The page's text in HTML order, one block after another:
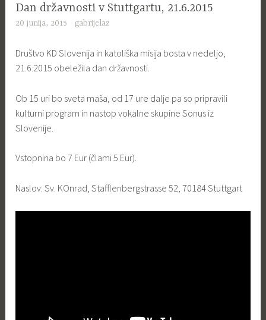
Dan državnosti v Stuttgartu, 21.6.2015
20 junija, 2015 gabrijelaz
Društvo KD Slovenija in katoliška misija bosta v nedeljo,
21.6.2015 obeležila dan državnosti.
Ob 15 uri bo sveta maša, od 17 ure dalje pa so pripravili
kulturni program in nastop vokalne skupine Sonus iz
Slovenije.
Vstopnina bo 7 Eur (člami 5 Eur).
Naslov: Sv. KOnrad, Stafflenbergstrasse 52, 70184 Stuttgart